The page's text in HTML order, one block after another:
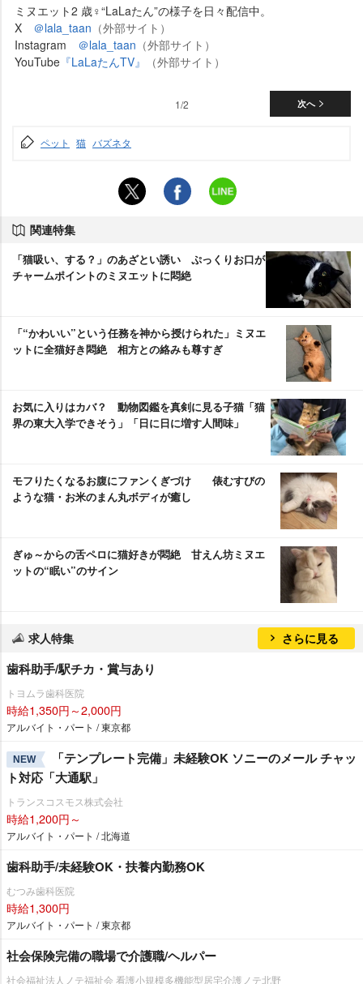
ミヌエット2 歳♀“LaLaたん”の様子を日々配信中。
X
＠lala_taan （外部サイト）
Instagram
＠lala_taan （外部サイト）
YouTube『LaLaたんTV』 （外部サイト）
次へ
1/2
ペット 猫 バズネタ
関連特集
「猫吸い、する？」のあざとい誘い ぷっくりお口が
チャームポイントのミヌエットに悶絶
「“かわいい”という任務を神から授けられた」ミヌエ
ットに全猫好き悶絶 相方との絡みも尊すぎ
お気に入りはカバ？ 動物図鑑を真剣に見る子猫「猫
界の東大入学できそう」「日に日に増す人間味」
モフりたくなるお腹にファンくぎづけ 俵むすびの
ような猫・お米のまん丸ボディが癒し
ぎゅ～からの舌ペロに猫好きが悶絶 甘えん坊ミヌエ
ットの“眠い”のサイン
求人特集 さらに見る
歯科助手/駅チカ・賞与あり
トヨムラ歯科医院
時給1,350円～2,000円
アルバイト・パート / 東京都
NEW
「テンプレート完備」未経験OK ソニーのメール チャッ
ト対応「大通駅」
トランスコスモス株式会社
時給1,200円～
アルバイト・パート / 北海道
歯科助手/未経験OK・扶養内勤務OK
むつみ歯科医院
時給1,300円
アルバイト・パート / 東京都
社会保険完備の職場で介護職/ヘルパー
社会福祉法人ノテ福祉会 看護小規模多機能型居宅介護ノテ北野